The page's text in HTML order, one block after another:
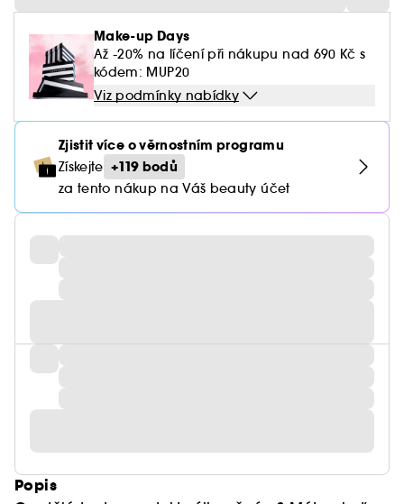
Make-up Days
Až -20% na líčení při nákupu nad 690 Kč s
kódem: MUP20
Viz podmínky nabídky
Zjistit více o věrnostním programu
Získejte +119 bodů
za tento nákup na Váš beauty účet
Popis